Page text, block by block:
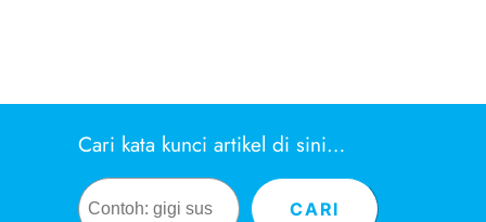
Cari kata kunci artikel di sini…
Search
CARI